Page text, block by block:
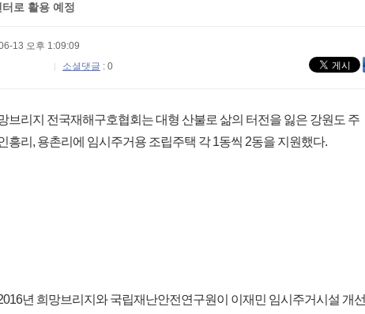
로 활용 예정
13 오후 1:09:09
소셜댓글 : 0
브리지 전국재해구호협회는 대형 산불로 삶의 터전을 잃은 강원도 주
흥리, 용촌리에 임시주거용 조립주택 각 1동씩 2동을 지원했다.
년 희망브리지와 국립재난안전연구원이 이재민 임시주거시설 개선